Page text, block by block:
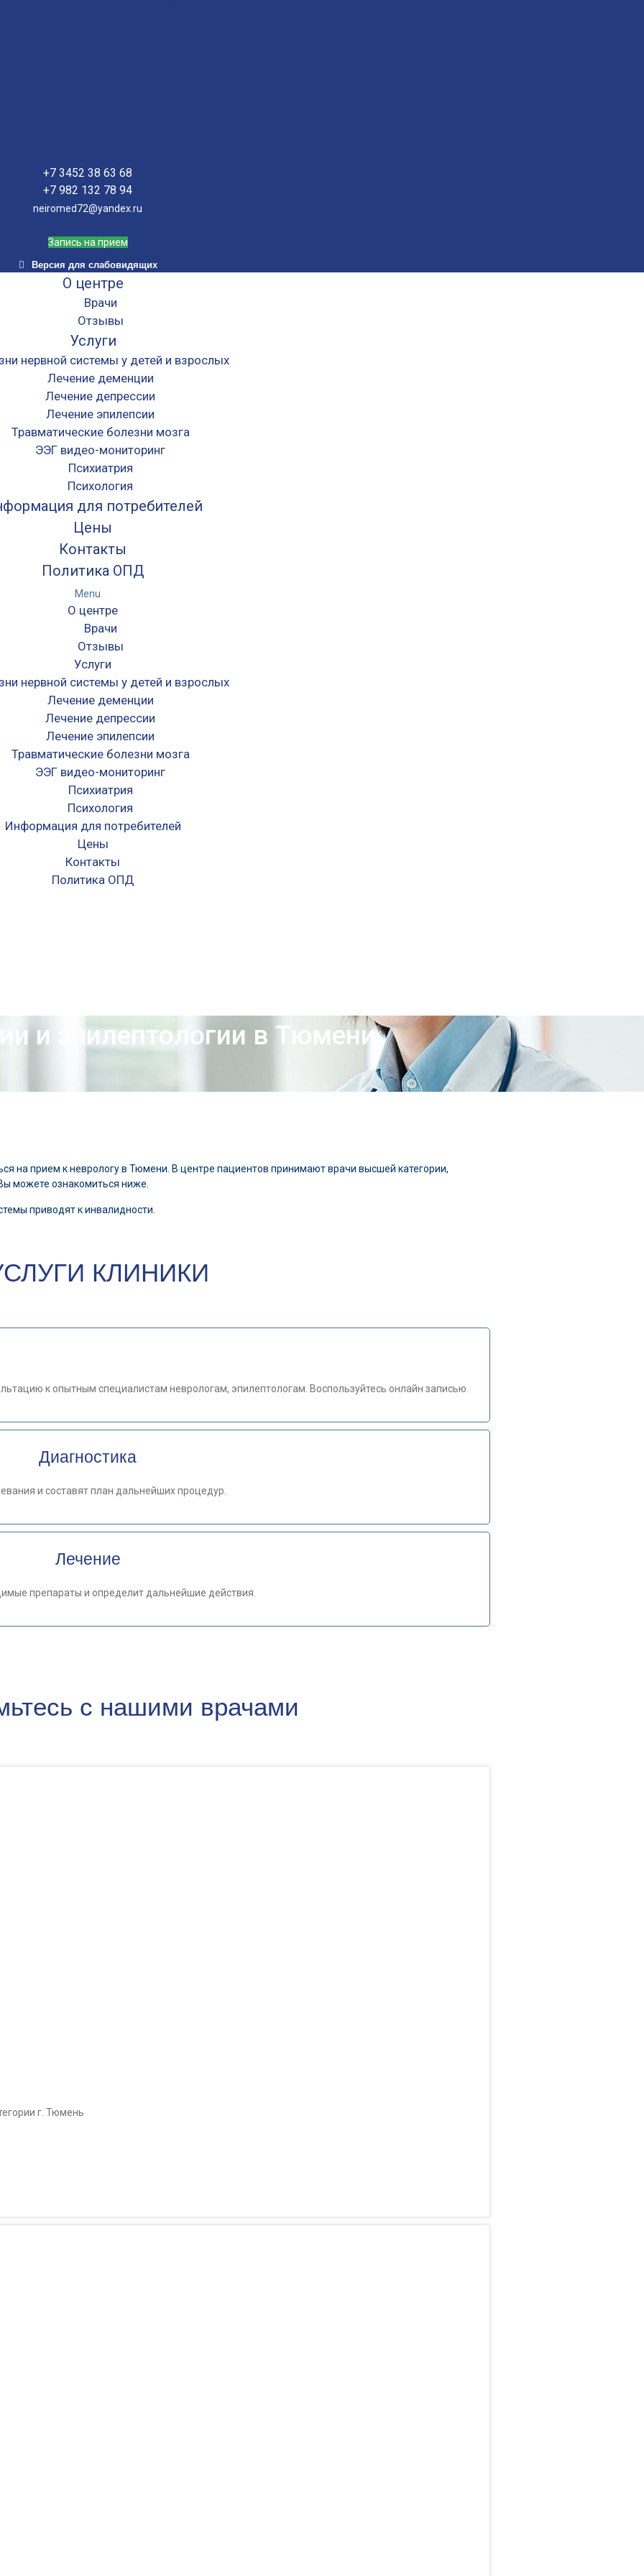
+7 3452 38 63 68
+7 982 132 78 94
neiromed72@yandex.ru
Запись на прием
Версия для слабовидящих
О центре
Врачи
Отзывы
Услуги
нервной системы у детей и взрослых
Лечение деменции
Лечение депрессии
Лечение эпилепсии
Травматические болезни мозга
ЭЭГ видео-мониторинг
Психиатрия
Психология
для потребителей
Цены
Контакты
Политика ОПД
Menu
О центре
Врачи
Отзывы
Услуги
нервной системы у детей и взрослых
Лечение деменции
Лечение депрессии
Лечение эпилепсии
Травматические болезни мозга
ЭЭГ видео-мониторинг
Психиатрия
Психология
Информация для потребителей
Цены
Контакты
Политика ОПД
и эпилептологии в Тюмени​
на прием к неврологу в Тюмени. В центре пациентов принимают врачи высшей категории,
можете ознакомиться ниже.
приводят к инвалидности.
КЛИНИКИ
к опытным специалистам неврологам, эпилептологам. Воспользуйтесь онлайн записью.
Диагностика
и составят план дальнейших процедур.
Лечение
препараты и определит дальнейшие действия.
с нашими врачами
г. Тюмень